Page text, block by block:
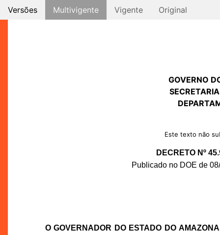
Versões Multivigente Vigente Original
GOVERNO
Este texto não
DECRETO Nº
Publicado no DOE de
O GOVERNADOR DO ESTADO DO